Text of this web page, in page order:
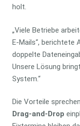
holt.
„Viele Betriebe
E-Mails“, berichtete
doppelte
Unsere Lösung
System.“
Die Vorteile
Drag-and-Drop